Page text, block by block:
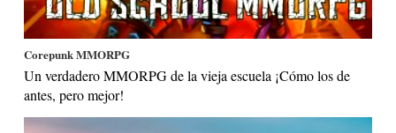
Corepunk MMORPG
Un verdadero MMORPG de la vieja escuela ¡Cómo los de
antes, pero mejor!